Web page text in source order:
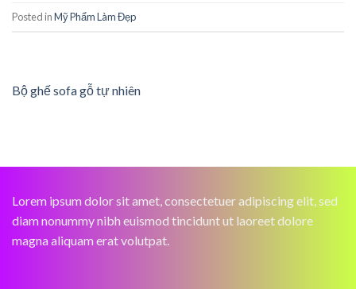
Posted inMỹ Phẩm Làm Đẹp
Bộ ghế sofa gỗ tự nhiên
Lorem ipsum dolor sit amet, consectetuer adipiscing elit, sed
diam nonummy nibh euismod tincidunt ut laoreet dolore
magna aliquam erat volutpat.